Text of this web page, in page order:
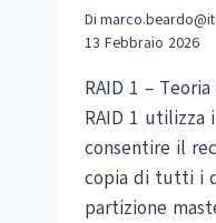
Di
13 Febbraio 2026
RAID 1 –
RAID 1 utilizza
consentire il
copia di tutti i
partizione